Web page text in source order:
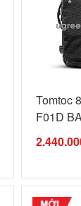
Tomtoc
F01D
USA )